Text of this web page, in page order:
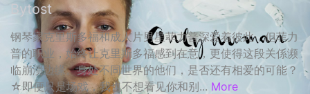
Bytost
钢琴家克里斯多福和成人片男星菲力普深爱着彼此，但菲力
普的职业，始终让克里斯多福感到在意，更使得这段关係濒
临崩溃边缘。身处不同世界的他们，是否还有相爱的可能？
☆即便只是场戏，我也不想看见你和别... More